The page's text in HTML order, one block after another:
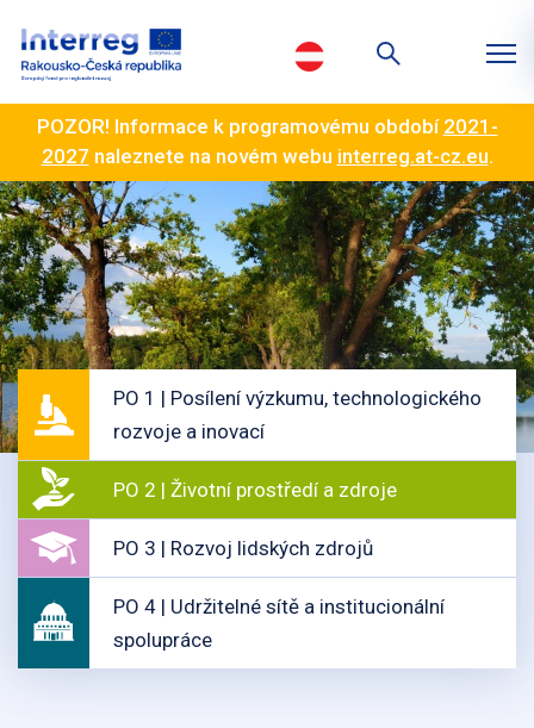
POZOR! Informace k programovému období 2021-
2027 naleznete na novém webu interreg.at-cz.eu.
PO 1 | Posílení výzkumu, technologického
rozvoje a inovací
PO 2 | Životní prostředí a zdroje
PO 3 | Rozvoj lidských zdrojů
PO 4 | Udržitelné sítě a institucionální
spolupráce